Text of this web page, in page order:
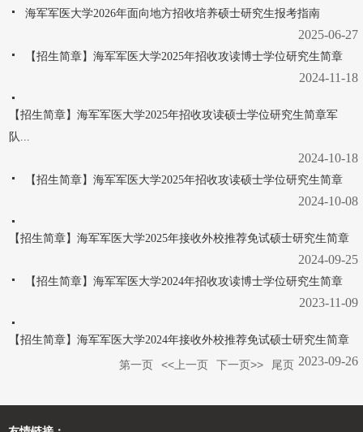
海军军医大学2026年面向地方招收培养硕士研究生报考指南
2025-06-27
【招生简章】海军军医大学2025年招收攻读博士学位研究生简章
2024-11-18
【招生简章】海军军医大学2025年招收攻读硕士学位研究生简章军
队...
2024-10-18
【招生简章】海军军医大学2025年招收攻读硕士学位研究生简章
2024-10-08
【招生简章】海军军医大学2025年接收外校推荐免试硕士研究生简章
2024-09-25
【招生简章】海军军医大学2024年招收攻读博士学位研究生简章
2023-11-09
【招生简章】海军军医大学2024年接收外校推荐免试硕士研究生简章
2023-09-26
第一页 <<上一页 下一页>> 尾页